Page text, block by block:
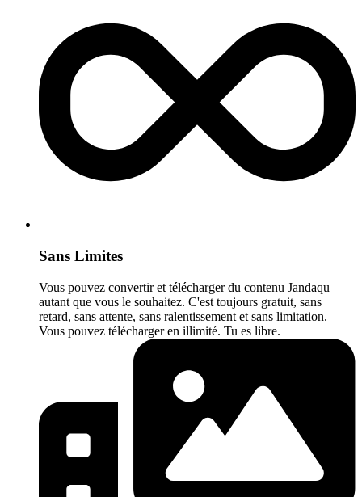
Sans Limites
Vous pouvez convertir et télécharger du contenu Jandaqu
autant que vous le souhaitez. C'est toujours gratuit, sans
retard, sans attente, sans ralentissement et sans limitation.
Vous pouvez télécharger en illimité. Tu es libre.